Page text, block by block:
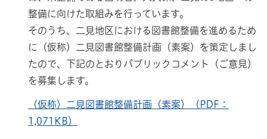
整備に向けた取組みを行っています。
そのうち、二見地区における図書館整備を進めるため
に（仮称）二見図書館整備計画（素案）を策定しまし
たので、下記のとおりパブリックコメント（ご意見）
を募集します。
（仮称）二見図書館整備計画（素案）（PDF：
1,071KB）